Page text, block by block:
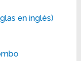
en inglés)